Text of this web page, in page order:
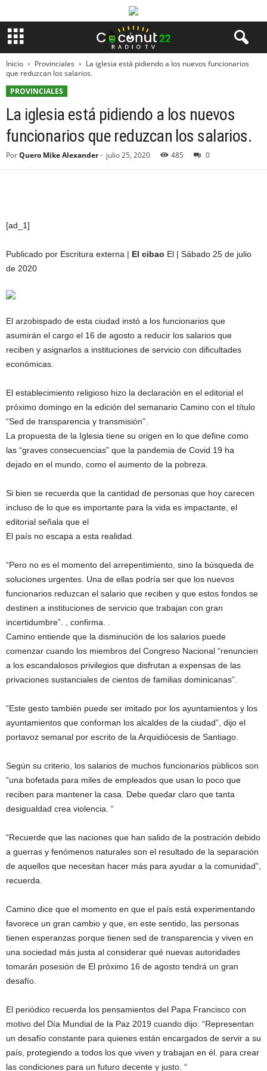
Inicio Provinciales
La iglesia está pidiendo a los nuevos funcionarios
que reduzcan los salarios.
PROVINCIALES
La iglesia está pidiendo a los nuevos
funcionarios que reduzcan los salarios.
PorQuero Mike Alexander- julio 25, 2020 485 0
[ad_1]
Publicado por Escritura externa | El cibao El | Sábado 25 de julio
de 2020
El arzobispado de esta ciudad instó a los funcionarios que
asumirán el cargo el 16 de agosto a reducir los salarios que
reciben y asignarlos a instituciones de servicio con dificultades
económicas.
El establecimiento religioso hizo la declaración en el editorial el
próximo domingo en la edición del semanario Camino con el título
“Sed de transparencia y transmisión”.
La propuesta de la Iglesia tiene su origen en lo que define como
las “graves consecuencias” que la pandemia de Covid 19 ha
dejado en el mundo, como el aumento de la pobreza.
Si bien se recuerda que la cantidad de personas que hoy carecen
incluso de lo que es importante para la vida es impactante, el
editorial señala que el
El país no escapa a esta realidad.
“Pero no es el momento del arrepentimiento, sino la búsqueda de
soluciones urgentes. Una de ellas podría ser que los nuevos
funcionarios reduzcan el salario que reciben y que estos fondos se
destinen a instituciones de servicio que trabajan con gran
incertidumbre”. , confirma. .
Camino entiende que la disminución de los salarios puede
comenzar cuando los miembros del Congreso Nacional “renuncien
a los escandalosos privilegios que disfrutan a expensas de las
privaciones sustanciales de cientos de familias dominicanas”.
“Este gesto también puede ser imitado por los ayuntamientos y los
ayuntamientos que conforman los alcaldes de la ciudad”, dijo el
portavoz semanal por escrito de la Arquidiócesis de Santiago.
Según su criterio, los salarios de muchos funcionarios públicos son
“una bofetada para miles de empleados que usan lo poco que
reciben para mantener la casa. Debe quedar claro que tanta
desigualdad crea violencia. “
“Recuerde que las naciones que han salido de la postración debido
a guerras y fenómenos naturales son el resultado de la separación
de aquellos que necesitan hacer más para ayudar a la comunidad”,
recuerda.
Camino dice que el momento en que el país está experimentando
favorece un gran cambio y que, en este sentido, las personas
tienen esperanzas porque tienen sed de transparencia y viven en
una sociedad más justa al considerar qué nuevas autoridades
tomarán posesión de El próximo 16 de agosto tendrá un gran
desafío.
El periódico recuerda los pensamientos del Papa Francisco con
motivo del Día Mundial de la Paz 2019 cuando dijo: “Representan
un desafío constante para quienes están encargados de servir a su
país, protegiendo a todos los que viven y trabajan en él. para crear
las condiciones para un futuro decente y justo. “